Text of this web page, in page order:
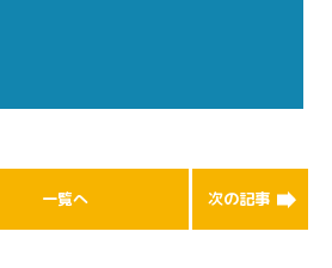
一覧へ 次の記事